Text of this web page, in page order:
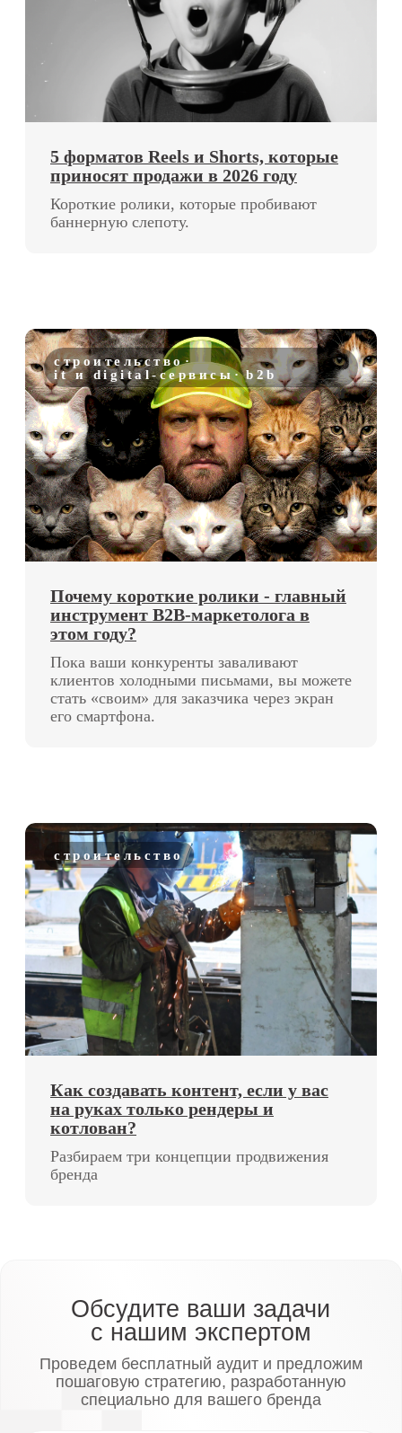
г. Санкт-Петербург, проспект
Энгельса, 174А
Контакты
Индустрии
Медицина
Недвижимость
Сфера услуг
Образование
Красота
HoReCa и продукты
питания
B2B
Мода и одежда
IT и digital-сервисы
Стройиндустрия
Финансы
Услуги
SMM продвижение
под ключ
Короткие ролики
для соцсетей
Сценарии для коротких
роликов
Видеопродакшн
для соцсетей
Инфлюенс-маркетинг
Таргетированная
реклама во Вконтакте /
в Телеграм
Контекстная реклама
в Я. Директ
Изучение целевой
аудитории
Анимация
Контент для
маркетплейсов
соцсетей
Чат-боты
Разработка простых
Документация
ИНН 381207857000
данных
Пользовательское
соглашение
ИП Родина Анастасия Викторовна
Info@yourbrand.agency
+7 (904) 951-47-11
ТОП-12 смм-агентств в СПб
©2021–2026, Все права защищены
*На сайте yourbrand.agency могут содержаться упоминания и ссылки
на Facebook и Instagram — ресурсы, принадлежащие компании Meta,
деятельность которой запрещена в РФ